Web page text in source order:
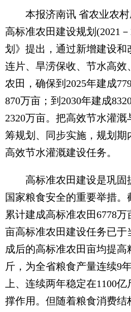
本报济南讯 省农业农村
高标准农田建设规划(2021
划》提出，通过新增建设和
连片、旱涝保收、节水高效
农田，确保到2025年建成
870万亩；到2030年建成
2320万亩。把高效节水灌
筹规划、同步实施，规划期
高效节水灌溉建设任务。
高标准农田建设是巩固
国家粮食安全的重要举措。
累计建成高标准农田6778万
亩高标准农田建设任务已于
成后的高标准农田亩均提高
斤，为全省粮食产量连续9
上、连续两年稳定在1100
撑作用。但随着粮食消费结